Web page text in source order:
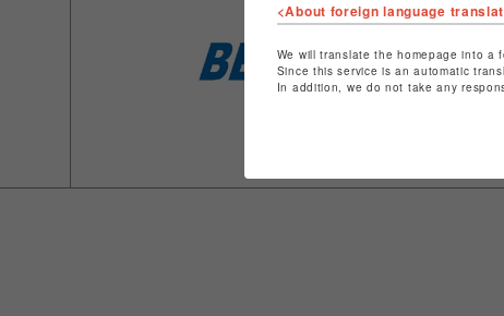
シ
特
<About foreign language
We will translate the homepage into a
Since this service is an automatic
In addition, we do not take any